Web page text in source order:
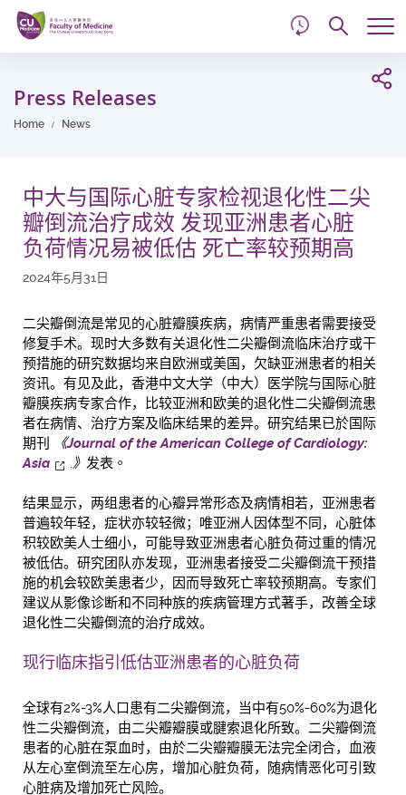
Skip
main
content
Press Releases
Home News
中大与国际心脏专家检视退化性二尖
瓣倒流治疗成效 发现亚洲患者心脏
负荷情况易被低估 死亡率较预期高
2024年5月31日
二尖瓣倒流是常见的心脏瓣膜疾病，病情严重患者需要接受
修复手术。现时大多数有关退化性二尖瓣倒流临床治疗或干
预措施的研究数据均来自欧洲或美国，欠缺亚洲患者的相关
资讯。有见及此，香港中文大学（中大）医学院与国际心脏
瓣膜疾病专家合作，比较亚洲和欧美的退化性二尖瓣倒流患
者在病情、治疗方案及临床结果的差异。研究结果已於国际
期刊
《Journal of the American College of Cardiology:
Asia
.》 发表。
结果显示，两组患者的心瓣异常形态及病情相若，亚洲患者
普遍较年轻，症状亦较轻微；唯亚洲人因体型不同，心脏体
积较欧美人士细小，可能导致亚洲患者心脏负荷过重的情况
被低估。研究团队亦发现，亚洲患者接受二尖瓣倒流干预措
施的机会较欧美患者少，因而导致死亡率较预期高。专家们
建议从影像诊断和不同种族的疾病管理方式著手，改善全球
退化性二尖瓣倒流的治疗成效。
现行临床指引低估亚洲患者的心脏负荷
全球有2%-3%人口患有二尖瓣倒流，当中有50%-60%为退化
性二尖瓣倒流，由二尖瓣瓣膜或腱索退化所致。二尖瓣倒流
患者的心脏在泵血时，由於二尖瓣瓣膜无法完全闭合，血液
从左心室倒流至左心房，增加心脏负荷，随病情恶化可引致
心脏病及增加死亡风险。